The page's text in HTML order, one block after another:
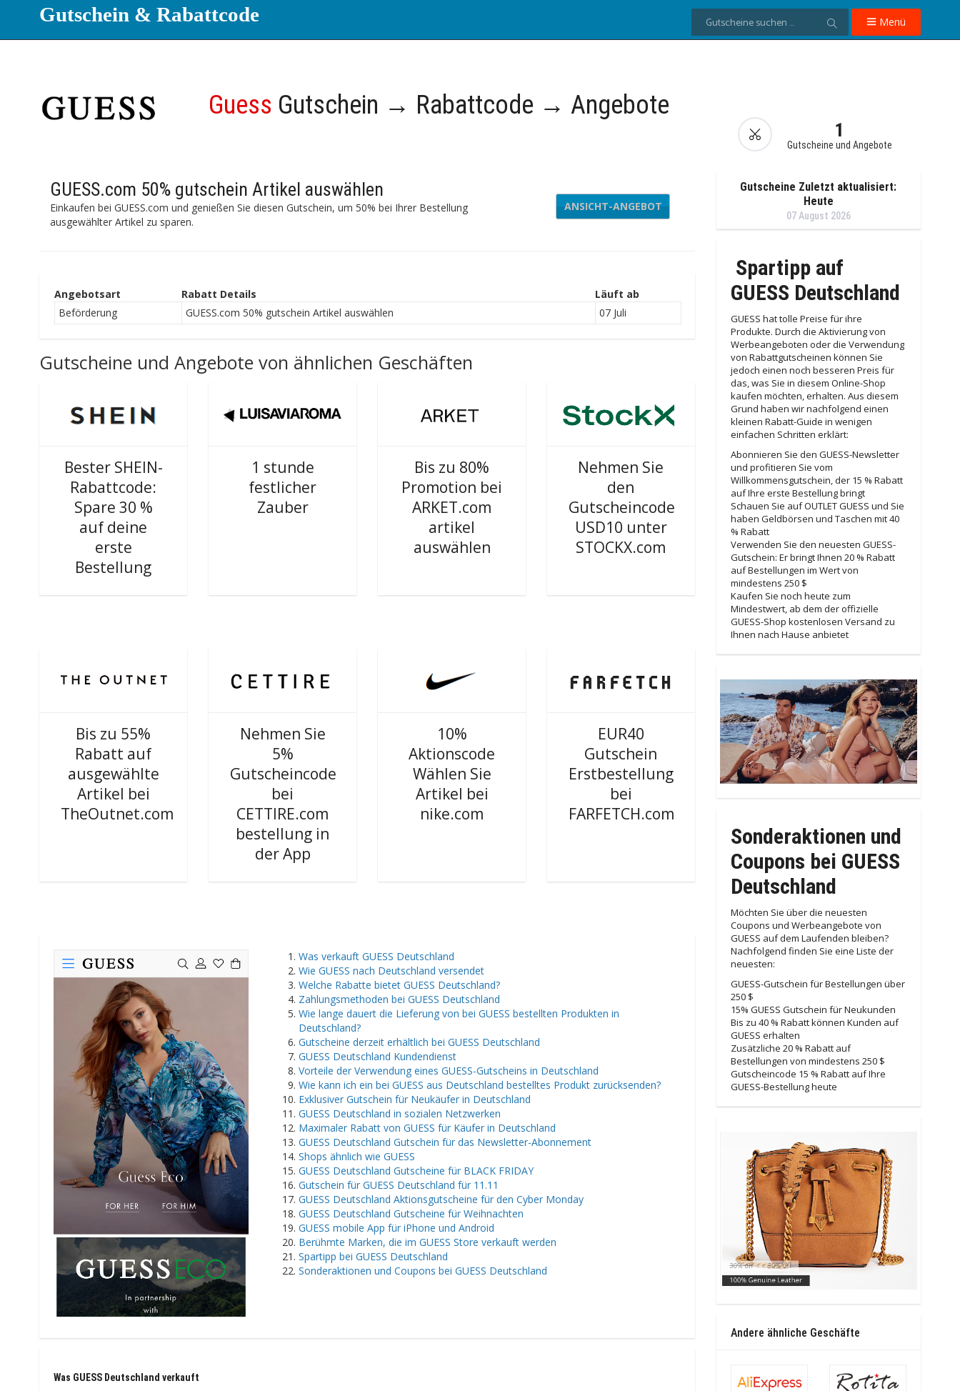
Gutschein & Rabattcode Menü
Guess Gutschein → Rabattcode → Angebote
1
Gutscheine und Angebote
GUESS.com 50% gutschein Artikel auswählen
Einkaufen bei GUESS.com und genießen Sie diesen Gutschein, um 50% bei Ihrer Bestellung
ausgewählter Artikel zu sparen.
ANSICHT-ANGEBOT
Angebotsart Rabatt Details
Läuft ab
Beförderung
GUESS.com 50% gutschein Artikel auswählen 07 Juli
Gutscheine und Angebote von ähnlichen Geschäften
Bester SHEIN-
Rabattcode:
Spare 30 %
auf deine
erste
Bestellung
1 stunde
festlicher
Zauber
Bis zu 80%
Promotion bei
ARKET.com
artikel
auswählen
Nehmen Sie
den
Gutscheincode
USD10 unter
STOCKX.com
Bis zu 55%
Rabatt auf
ausgewählte
Artikel bei
TheOutnet.com
Nehmen Sie
5%
Gutscheincode
bei
CETTIRE.com
bestellung in
der App
10%
Aktionscode
Wählen Sie
Artikel bei
nike.com
EUR40
Gutschein
Erstbestellung
bei
FARFETCH.com
Was verkauft GUESS Deutschland
Wie GUESS nach Deutschland versendet
Welche Rabatte bietet GUESS Deutschland?
Zahlungsmethoden bei GUESS Deutschland
Wie lange dauert die Lieferung von bei GUESS bestellten Produkten in
Deutschland?
Gutscheine derzeit erhältlich bei GUESS Deutschland
GUESS Deutschland Kundendienst
Vorteile der Verwendung eines GUESS-Gutscheins in Deutschland
Wie kann ich ein bei GUESS aus Deutschland bestelltes Produkt zurücksenden?
Exklusiver Gutschein für Neukäufer in Deutschland
GUESS Deutschland in sozialen Netzwerken
Maximaler Rabatt von GUESS für Käufer in Deutschland
GUESS Deutschland Gutschein für das Newsletter-Abonnement
Shops ähnlich wie GUESS
GUESS Deutschland Gutscheine für BLACK FRIDAY
Gutschein für GUESS Deutschland für 11.11
GUESS Deutschland Aktionsgutscheine für den Cyber ​​​​Monday
GUESS Deutschland Gutscheine für Weihnachten
GUESS mobile App für iPhone und Android
Berühmte Marken, die im GUESS Store verkauft werden
Spartipp bei GUESS Deutschland
Sonderaktionen und Coupons bei GUESS Deutschland
Was GUESS Deutschland verkauft
Gutscheine Zuletzt aktualisiert:
Heute
07 August 2026
Spartipp auf
GUESS Deutschland
GUESS hat tolle Preise für ihre
Produkte. Durch die Aktivierung von
Werbeangeboten oder die Verwendung
von Rabattgutscheinen können Sie
jedoch einen noch besseren Preis für
das, was Sie in diesem Online-Shop
kaufen möchten, erhalten. Aus diesem
Grund haben wir nachfolgend einen
kleinen Rabatt-Guide in wenigen
einfachen Schritten erklärt:
Abonnieren Sie den GUESS-Newsletter
und profitieren Sie vom
Willkommensgutschein, der 15 % Rabatt
auf Ihre erste Bestellung bringt
Schauen Sie auf OUTLET GUESS und Sie
haben Geldbörsen und Taschen mit 40
% Rabatt
Verwenden Sie den neuesten GUESS-
Gutschein: Er bringt Ihnen 20 % Rabatt
auf Bestellungen im Wert von
mindestens 250 $
Kaufen Sie noch heute zum
Mindestwert, ab dem der offizielle
GUESS-Shop kostenlosen Versand zu
Ihnen nach Hause anbietet
Sonderaktionen und
Coupons bei GUESS
Deutschland
Möchten Sie über die neuesten
Coupons und Werbeangebote von
GUESS auf dem Laufenden bleiben?
Nachfolgend finden Sie eine Liste der
neuesten:
GUESS-Gutschein für Bestellungen über
250 $
15% GUESS Gutschein für Neukunden
Bis zu 40 % Rabatt können Kunden auf
GUESS erhalten
Zusätzliche 20 % Rabatt auf
Bestellungen von mindestens 250 $
Gutscheincode 15 % Rabatt auf Ihre
GUESS-Bestellung heute
Andere ähnliche Geschäfte